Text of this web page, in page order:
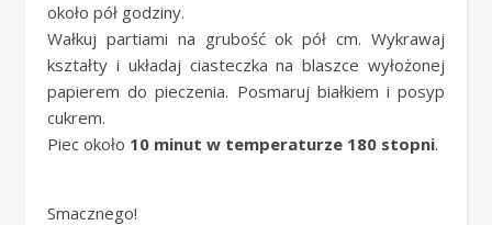
około pół godziny.
Wałkuj partiami na grubość ok pół cm. Wykrawaj
kształty i układaj ciasteczka na blaszce wyłożonej
papierem do pieczenia. Posmaruj białkiem i posyp
cukrem.
Piec około 10 minut w temperaturze 180 stopni.
Smacznego!